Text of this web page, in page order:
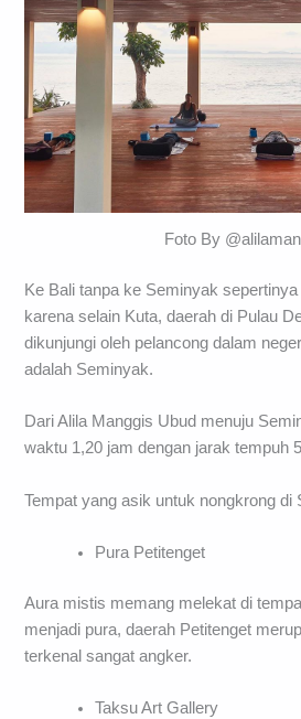
Foto By
Ke Bali tanpa ke Seminyak
karena selain Kuta, daerah di Pulau
dikunjungi oleh pelancong dalam
adalah Seminyak.
Dari Alila Manggis Ubud menuju
waktu 1,20 jam dengan jarak tempuh
Tempat yang asik untuk nongkrong di
Pura Petitenget
Aura mistis memang melekat di
menjadi pura, daerah Petitenget
terkenal sangat angker.
Taksu Art Gallery